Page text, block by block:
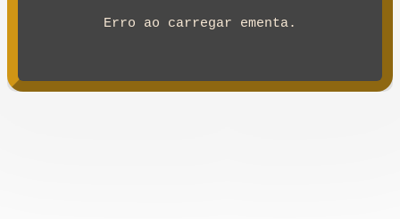
Erro ao carregar ementa.